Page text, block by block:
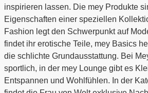
inspirieren lassen. Die mey Produkte
Eigenschaften einer speziellen
Fashion legt den Schwerpunkt auf
findet ihr erotische Teile, mey Basics
die schlichte Grundausstattung. Bei
sportlich, in der mey Lounge gibt es
Entspannen und Wohlfühlen. In der